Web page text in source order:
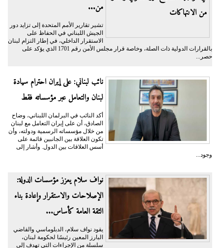
من...
تشير تقارير الأمم المتحدة إلى تزايد دور
الجيش اللبناني في الحفاظ على
الاستقرار الداخلي، في إطار التزام لبنان
بالقرارات الدولية ذات الصلة، وخاصة قرار مجلس الأمن رقم 1701 الذي يؤكد على
حصر...
نائب لبناني: على إيران احترام سيادة
لبنان والتعامل عبر مؤسساته فقط
أكد النائب في البرلمان اللبناني، وضاح
الصادق، أن على إيران التعامل مع لبنان
من خلال مؤسساته الرسمية ودولته، وأن
تكون العلاقة بين الجانبين قائمة على
أسس العلاقات بين الدول. وأشار إلى
وجود...
نواف سلام يعزز مؤسسات الدولة:
الإصلاحات والاستقرار وإعادة بناء
الثقة العامة كأساس...
يقود نواف سلام، الدبلوماسي والقاضي
البارز المعين رئيسًا لحكومة لبنان،
سلسلة من الإجراءات التي تهدف إلى